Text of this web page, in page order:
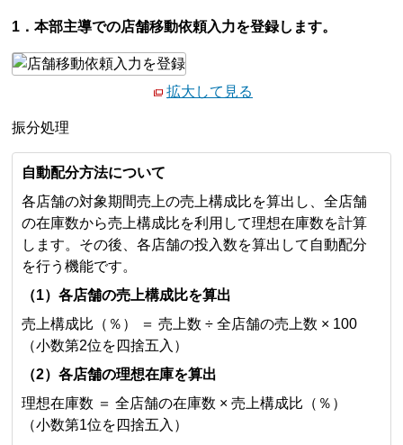
1．本部主導での店舗移動依頼入力を登録します。
拡大して見る
振分処理
自動配分方法について
各店舗の対象期間売上の売上構成比を算出し、全店舗
の在庫数から売上構成比を利用して理想在庫数を計算
します。その後、各店舗の投入数を算出して自動配分
を行う機能です。
（1）各店舗の売上構成比を算出
売上構成比（％） ＝ 売上数 ÷ 全店舗の売上数 × 100
（小数第2位を四捨五入）
（2）各店舗の理想在庫を算出
理想在庫数 ＝ 全店舗の在庫数 × 売上構成比（％）
（小数第1位を四捨五入）